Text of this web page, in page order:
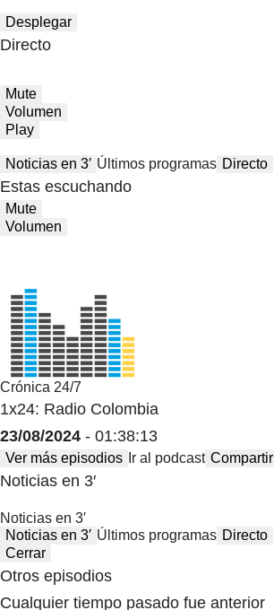
Desplegar
Directo
Mute
Volumen
Play
Noticias en 3′ Últimos programas Directo
Estas escuchando
Mute
Volumen
Crónica 24/7
1x24: Radio Colombia
23/08/2024 - 01:38:13
Ver más episodios Ir al podcast Compartir
Noticias en 3′
Noticias en 3′
Noticias en 3′ Últimos programas Directo
Cerrar
Otros episodios
Cualquier tiempo pasado fue anterior